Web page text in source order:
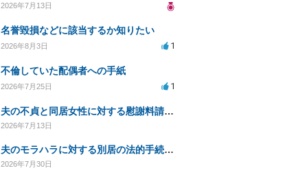
2026年7月13日
名誉毀損などに該当するか知りたい
2026年8月3日 1
不倫していた配偶者への手紙
2026年7月25日 1
夫の不貞と同居女性に対する慰謝料請求の可能性について相談
2026年7月13日
夫のモラハラに対する別居の法的手続き相談
2026年7月30日